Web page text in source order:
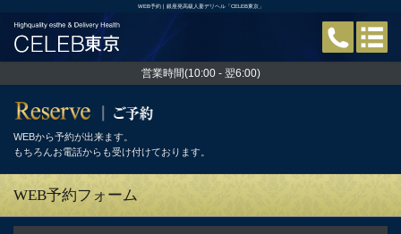
WEB予約 | 銀座発高級人妻デリヘル「CELEB東京」
営業時間(10:00 - 翌6:00)
WEBから予約が出来ます。
もちろんお電話からも受け付けております。
WEB予約フォーム